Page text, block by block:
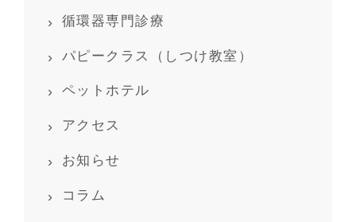
循環器専門診療
パピークラス（しつけ教室）
ペットホテル
アクセス
お知らせ
コラム